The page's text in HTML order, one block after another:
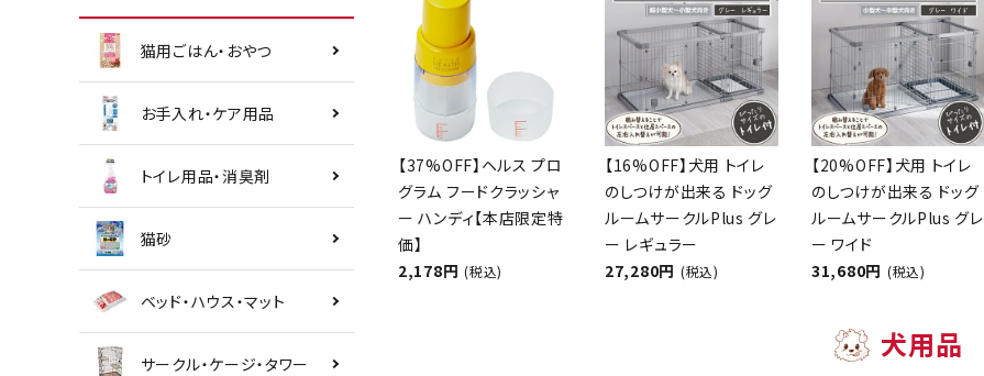
猫用ごはん・おやつ
お手入れ・ケア用品
トイレ用品・消臭剤
猫砂
ベッド・ハウス・マット
サークル・ケージ・タワー
【37%OFF】ヘルス プロ
グラム フードクラッシャ
ー ハンディ【本店限定特
価】
2,178円 (税込)
【16%OFF】犬用 トイレ
のしつけが出来る ドッグ
ルームサークルPlus グレ
ー レギュラー
27,280円 (税込)
【20%OFF】犬用 トイレ
のしつけが出来る ドッグ
ルームサークルPlus グレ
ー ワイド
31,680円 (税込)
犬用品